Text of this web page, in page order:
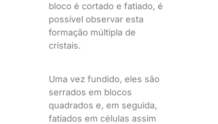
bloco é cortado e fatiado, é
possível observar esta
formação múltipla de
cristais.
Uma vez fundido, eles são
serrados em blocos
quadrados e, em seguida,
fatiados em células assim